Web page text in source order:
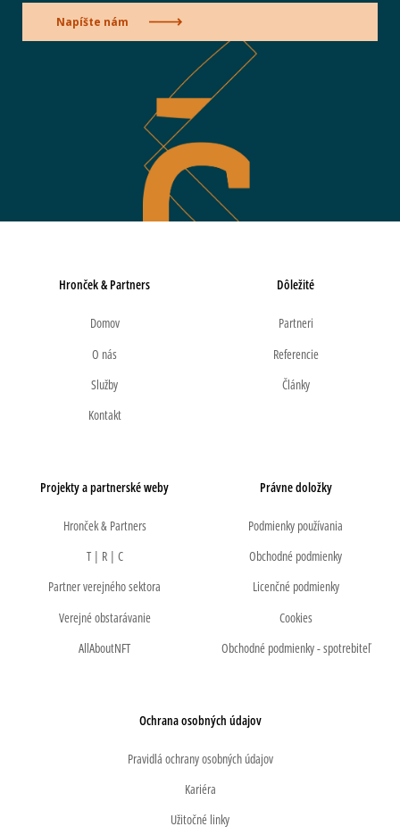
Napíšte nám
Hronček & Partners
Domov
O nás
Služby
Kontakt
Dôležité
Partneri
Referencie
Články
Projekty a partnerské weby
Hronček & Partners
T | R | C
Partner verejného sektora
Verejné obstarávanie
AllAboutNFT
Právne doložky
Podmienky používania
Obchodné podmienky
Licenčné podmienky
Cookies
Obchodné podmienky - spotrebiteľ
Ochrana osobných údajov
Pravidlá ochrany osobných údajov
Kariéra
Užitočné linky